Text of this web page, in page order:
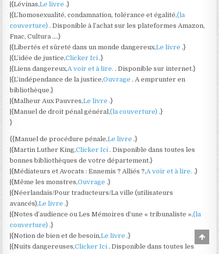
|{Lévinas,Le livre.}
|{L’homosexualité, condamnation, tolérance et égalité,(la
couverture). Disponible à l’achat sur les plateformes Amazon,
Fnac, Cultura ….}
|{Libertés et sûreté dans un monde dangereux,Le livre.}
|{L’idée de justice,Clicker Ici.}
|{Liens dangereux,A voir et à lire.. Disponible sur internet.}
|{L’indépendance de la justice,Ouvrage. A emprunter en
bibliothèque.}
|{Malheur Aux Pauvres,Le livre.}
|{Manuel de droit pénal général,(la couverture).}
}
{{Manuel de procédure pénale,Le livre.}
|{Martin Luther King,Clicker Ici. Disponible dans toutes les
bonnes bibliothèques de votre département.}
|{Médiateurs et Avocats : Ennemis ? Alliés ?,A voir et à lire..}
|{Même les monstres,Ouvrage.}
|{Néerlandais/Pour traducteurs/La ville (utilisateurs
avancés),Le livre.}
|{Notes d’audience ou Les Mémoires d’une « tribunaliste »,(la
couverture).}
|{Notion de bien et de besoin,Le livre.}
|{Nuits dangereuses,Clicker Ici. Disponible dans toutes les
to
Top